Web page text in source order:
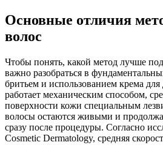
Основные отличия
волос
Чтобы понять, какой метод лучше
важно разобраться в
бритьем и использованием крема
работает механическим способом,
поверхности кожи специальным
волосы остаются живыми и
сразу после процедуры. Согласно
Cosmetic Dermatology, средняя